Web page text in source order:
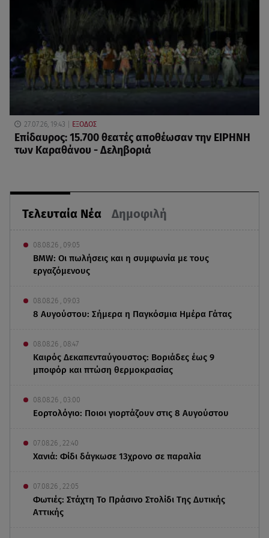
Τελευταία Νέα Δημοφιλή
08.08.26 , 09:05
BMW: Οι πωλήσεις και η συμφωνία με τους
εργαζόμενους
08.08.26 , 09:03
8 Αυγούστου: Σήμερα η Παγκόσμια Ημέρα Γάτας
08.08.26 , 08:47
Καιρός Δεκαπενταύγουστος: Βοριάδες έως 9
μποφόρ και πτώση θερμοκρασίας
08.08.26 , 03:00
Εορτολόγιο: Ποιοι γιορτάζουν στις 8 Αυγούστου
07.08.26 , 22:40
Χανιά: Φίδι δάγκωσε 13χρονο σε παραλία
07.08.26 , 22:05
Φωτιές: Στάχτη Το Πράσινο Στολίδι Της Δυτικής
Αττικής
27.07.26, 19:43 ΕΞΟΔΟΣ
Επίδαυρος: 15.700 θεατές αποθέωσαν την ΕΙΡΗΝΗ
των Καραθάνου - Δεληβοριά